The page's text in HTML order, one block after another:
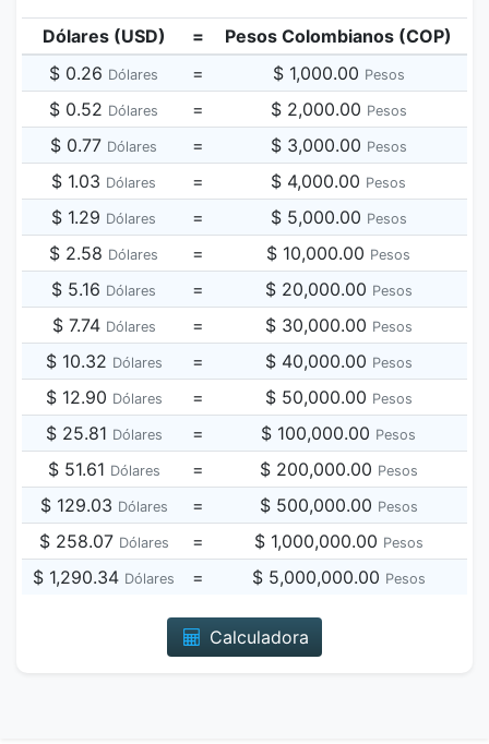
Dólares (USD) =
Pesos Colombianos (COP)
$ 0.26 Dólares = $ 1,000.00 Pesos
$ 0.52 Dólares = $ 2,000.00 Pesos
$ 0.77 Dólares = $ 3,000.00 Pesos
$ 1.03 Dólares = $ 4,000.00 Pesos
$ 1.29 Dólares = $ 5,000.00 Pesos
$ 2.58 Dólares = $ 10,000.00 Pesos
$ 5.16 Dólares = $ 20,000.00 Pesos
$ 7.74 Dólares = $ 30,000.00 Pesos
$ 10.32 Dólares = $ 40,000.00 Pesos
$ 12.90 Dólares = $ 50,000.00 Pesos
$ 25.81 Dólares = $ 100,000.00 Pesos
$ 51.61 Dólares = $ 200,000.00 Pesos
$ 129.03 Dólares = $ 500,000.00 Pesos
$ 258.07 Dólares = $ 1,000,000.00 Pesos
$ 1,290.34 Dólares = $ 5,000,000.00 Pesos
Calculadora